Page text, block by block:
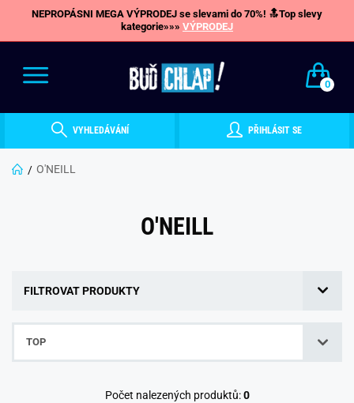
NEPROPÁSNI MEGA VÝPRODEJ se slevami do 70%! 🔝Top slevy
kategorie»»» VÝPRODEJ
0
VYHLEDÁVÁNÍ PŘIHLÁSIT SE
O'NEILL
O'NEILL
FILTROVAT PRODUKTY
TOP
Počet nalezených produktů:0